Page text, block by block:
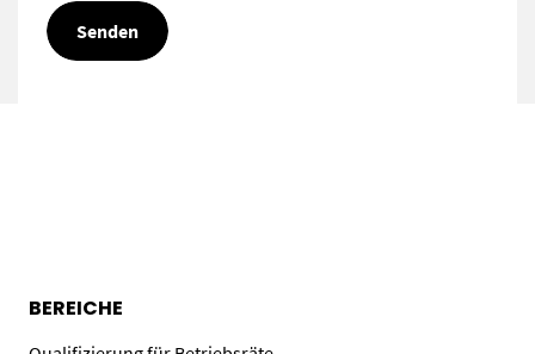
BEREICHE